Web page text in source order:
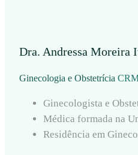
Dra. Andressa Moreira
Ginecologia e Obstetrícia
Ginecologista e
Médica formada na
Residência em